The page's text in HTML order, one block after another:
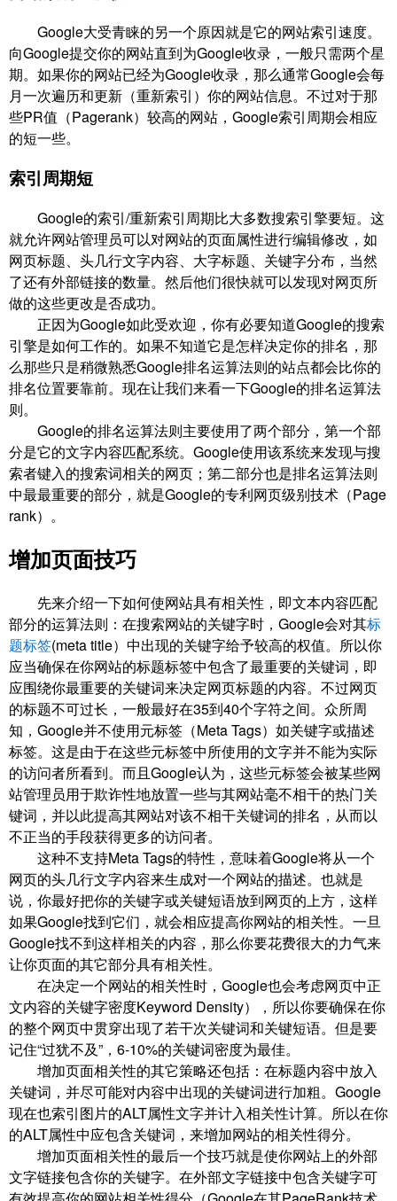
Google大受青睐的另一个原因就是它的网站索引速度。
向Google提交你的网站直到为Google收录，一般只需两个星
期。如果你的网站已经为Google收录，那么通常Google会每
月一次遍历和更新（重新索引）你的网站信息。不过对于那
些PR值（Pagerank）较高的网站，Google索引周期会相应
的短一些。
索引周期短
Google的索引/重新索引周期比大多数搜索引擎要短。这
就允许网站管理员可以对网站的页面属性进行编辑修改，如
网页标题、头几行文字内容、大字标题、关键字分布，当然
了还有外部链接的数量。然后他们很快就可以发现对网页所
做的这些更改是否成功。
正因为Google如此受欢迎，你有必要知道Google的搜索
引擎是如何工作的。如果不知道它是怎样决定你的排名，那
么那些只是稍微熟悉Google排名运算法则的站点都会比你的
排名位置要靠前。现在让我们来看一下Google的排名运算法
则。
Google的排名运算法则主要使用了两个部分，第一个部
分是它的文字内容匹配系统。Google使用该系统来发现与搜
索者键入的搜索词相关的网页；第二部分也是排名运算法则
中最最重要的部分，就是Google的专利网页级别技术（Page
rank）。
增加页面技巧
先来介绍一下如何使网站具有相关性，即文本内容匹配
部分的运算法则：在搜索网站的关键字时，Google会对其标
题标签(meta title）中出现的关键字给予较高的权值。所以你
应当确保在你网站的标题标签中包含了最重要的关键词，即
应围绕你最重要的关键词来决定网页标题的内容。不过网页
的标题不可过长，一般最好在35到40个字符之间。众所周
知，Google并不使用元标签（Meta Tags）如关键字或描述
标签。这是由于在这些元标签中所使用的文字并不能为实际
的访问者所看到。而且Google认为，这些元标签会被某些网
站管理员用于欺诈性地放置一些与其网站毫不相干的热门关
键词，并以此提高其网站对该不相干关键词的排名，从而以
不正当的手段获得更多的访问者。
这种不支持Meta Tags的特性，意味着Google将从一个
网页的头几行文字内容来生成对一个网站的描述。也就是
说，你最好把你的关键字或关键短语放到网页的上方，这样
如果Google找到它们，就会相应提高你网站的相关性。一旦
Google找不到这样相关的内容，那么你要花费很大的力气来
让你页面的其它部分具有相关性。
在决定一个网站的相关性时，Google也会考虑网页中正
文内容的关键字密度Keyword Density），所以你要确保在你
的整个网页中贯穿出现了若干次关键词和关键短语。但是要
记住“过犹不及”，6-10%的关键词密度为最佳。
增加页面相关性的其它策略还包括：在标题内容中放入
关键词，并尽可能对内容中出现的关键词进行加粗。Google
现在也索引图片的ALT属性文字并计入相关性计算。所以在你
的ALT属性中应包含关键词，来增加网站的相关性得分。
增加页面相关性的最后一个技巧就是使你网站上的外部
文字链接包含你的关键字。在外部文字链接中包含关键字可